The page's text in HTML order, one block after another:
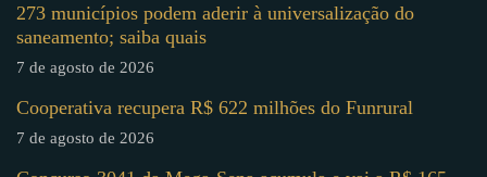
273 municípios podem aderir à universalização do
saneamento; saiba quais
7 de agosto de 2026
Cooperativa recupera R$ 622 milhões do Funrural
7 de agosto de 2026